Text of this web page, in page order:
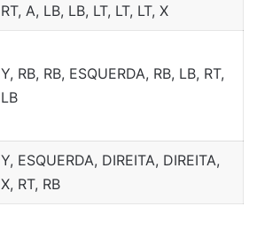
RT, A, LB, LB, LT, LT, LT, X
Y, RB, RB, ESQUERDA, RB, LB, RT,
LB
Y, ESQUERDA, DIREITA, DIREITA,
X, RT, RB